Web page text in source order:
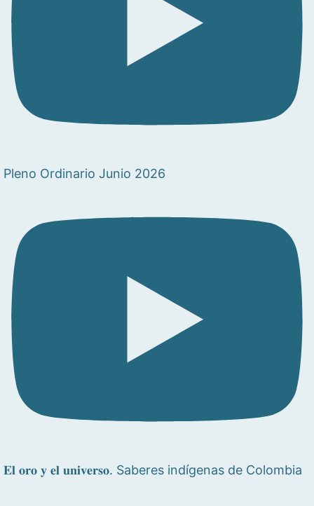
Pleno Ordinario Junio 2026
𝐄𝐥 𝐨𝐫𝐨 𝐲 𝐞𝐥 𝐮𝐧𝐢𝐯𝐞𝐫𝐬𝐨. Saberes indígenas de Colombia